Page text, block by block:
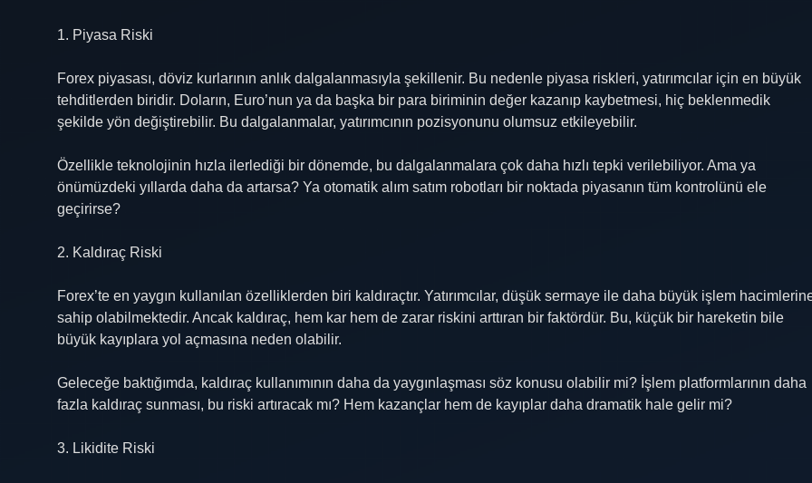
1. Piyasa Riski
Forex piyasası, döviz kurlarının anlık dalgalanmasıyla şekillenir. Bu nedenle piyasa riskleri, yatırımcılar için en büyük
tehditlerden biridir. Doların, Euro’nun ya da başka bir para biriminin değer kazanıp kaybetmesi, hiç beklenmedik
şekilde yön değiştirebilir. Bu dalgalanmalar, yatırımcının pozisyonunu olumsuz etkileyebilir.
Özellikle teknolojinin hızla ilerlediği bir dönemde, bu dalgalanmalara çok daha hızlı tepki verilebiliyor. Ama ya
önümüzdeki yıllarda daha da artarsa? Ya otomatik alım satım robotları bir noktada piyasanın tüm kontrolünü ele
geçirirse?
2. Kaldıraç Riski
Forex’te en yaygın kullanılan özelliklerden biri kaldıraçtır. Yatırımcılar, düşük sermaye ile daha büyük işlem
sahip olabilmektedir. Ancak kaldıraç, hem kar hem de zarar riskini arttıran bir faktördür. Bu, küçük bir hareketin bile
büyük kayıplara yol açmasına neden olabilir.
Geleceğe baktığımda, kaldıraç kullanımının daha da yaygınlaşması söz konusu olabilir mi? İşlem platformlarının daha
fazla kaldıraç sunması, bu riski artıracak mı? Hem kazançlar hem de kayıplar daha dramatik hale gelir mi?
3. Likidite Riski